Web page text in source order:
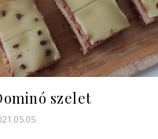
szelet